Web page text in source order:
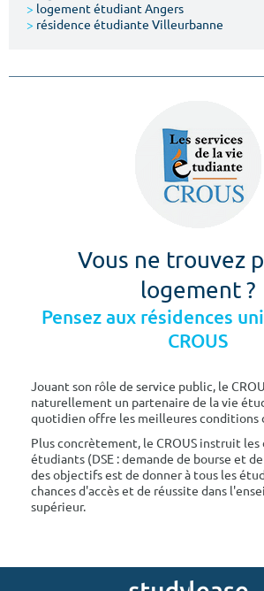
> logement étudiant Angers
> résidence étudiante Villeurbanne
Vous ne trouvez
logement ?
Pensez aux résidences
CROUS
Jouant son rôle de service public, le
naturellement un partenaire de la vie
quotidien offre les meilleures conditions
Plus concrètement, le CROUS instruit les
étudiants (DSE : demande de bourse et
des objectifs est de donner à tous les
chances d'accès et de réussite dans
supérieur.